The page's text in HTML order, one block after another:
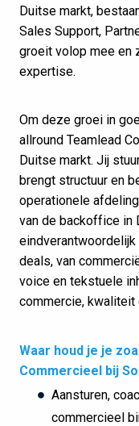
Duitse markt,
Sales Support,
groeit volop mee en
expertise.
Om deze groei in
allround Teamlead
Duitse markt. Jij
brengt structuur en
operationele
van de backoffice in
deals, van
voice en tekstuele
commercie, kwaliteit
Waar houd je je
Commercieel bij
Aansturen,
commercieel